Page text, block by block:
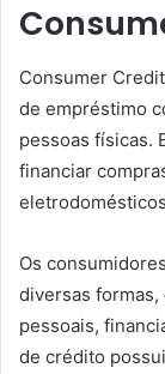
Consumer
de empréstimo
pessoas físicas.
financiar
Os
diversas
pessoais,
de crédito